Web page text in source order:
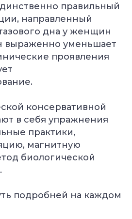
правильный
направленный
дна у женщин
выраженно уменьшает
проявления
консервативной
в себя упражнения
практики,
магнитную
биологической
подробней на каждом